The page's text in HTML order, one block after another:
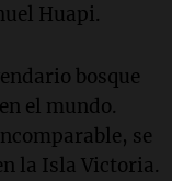
Huapi.
bosque
el mundo.
se
la Isla Victoria.